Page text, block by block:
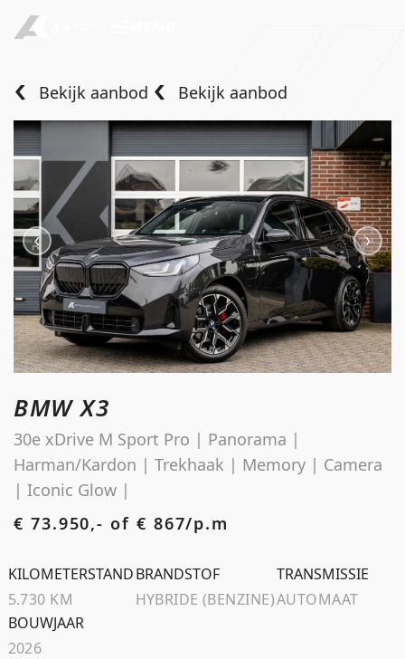
Aanbod
Diensten
Over ons
Verkocht
Contact
info@autokempeneers.nl
Schoolstraat 5A
4194 TG Meteren Nederland
Bekijk aanbod Bekijk aanbod
BMW X3
30e xDrive M Sport Pro | Panorama |
Harman/Kardon | Trekhaak | Memory | Camera
| Iconic Glow |
€ 73.950,- of € 867/p.m
KILOMETERSTAND
5.730 KM
BRANDSTOF
HYBRIDE (BENZINE)
TRANSMISSIE
AUTOMAAT
BOUWJAAR
2026